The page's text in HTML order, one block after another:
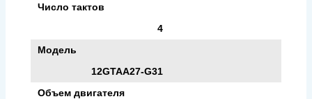
Число тактов
4
Модель
12GTAA27-G31
Объем двигателя